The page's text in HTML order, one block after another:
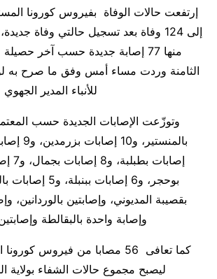
إرتفعت حالات الوفاة بفيروس كورونا
منها 77 إصابة جديدة حسب آخر
الثامنة وردت مساء أمس وفق ما صرح به
للأنباء المدير
بقصيبة المديوني، وإصابتين بالوردانين،
وإصابة واحدة بالبقالطة
كما تعافى 56 مصابا من فيروس
ليصبح مجموع حالات الشفاء بولاية المنستير